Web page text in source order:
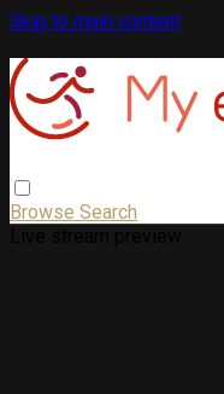
Skip to main content
Browse Search